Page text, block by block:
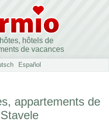
hôtels de
de vacances
Español
appartements de